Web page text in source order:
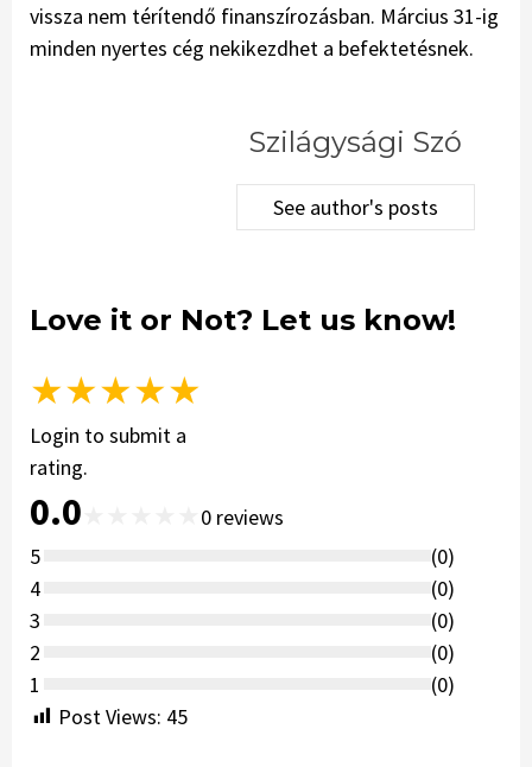
vissza nem térítendő finanszírozásban. Március 31-ig
minden nyertes cég nekikezdhet a befektetésnek.
Szilágysági Szó
See author's posts
Love it or Not? Let us know!
★★★★★
Login to submit a
rating.
0.0 0 reviews
5
(0)
4
(0)
3
(0)
2
(0)
1
(0)
Post Views: 45